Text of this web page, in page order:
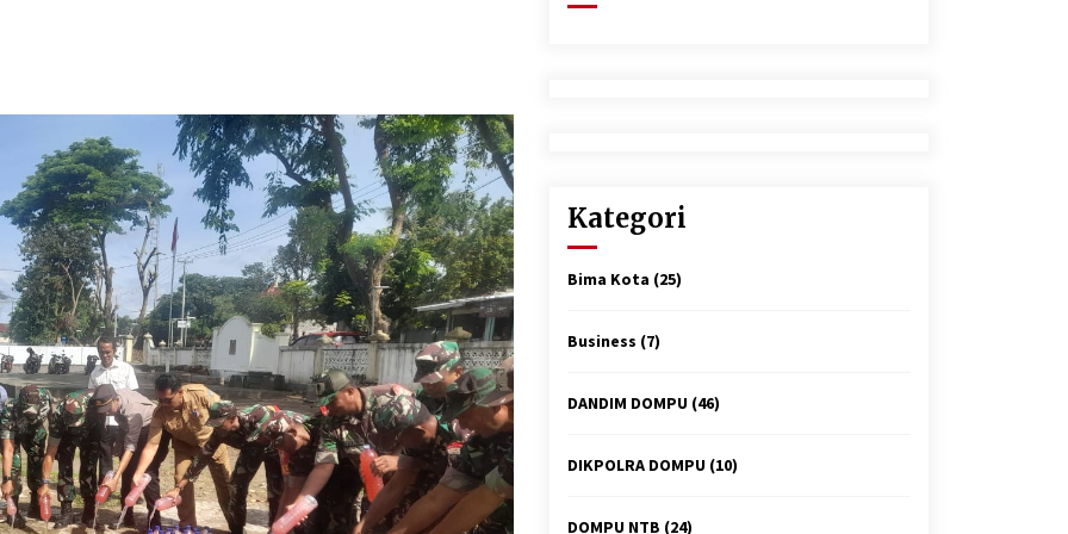
3 minggu ago
Sekjen GTKN Desak Revisi
PermenPANRB Nomor 9 Tahun 2026,
Soroti Ketidakpastian Nasib PPPK
Paruh Waktu di Tengah
Keterbatasan Fiskal Daerah
4 minggu ago
Secara Humanis, Dialog dengan PT
SMS Hasilkan Kesepakatan Awal
Demi Menjaga Harkamtibmas
1 bulan ago
Kategori
Bima Kota (25)
Business (7)
DANDIM DOMPU (46)
DIKPOLRA DOMPU (10)
DOMPU NTB (24)